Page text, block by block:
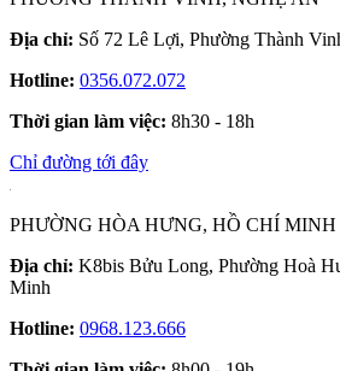
Địa chỉ: Số 72 Lê Lợi, Phường Thành
Hotline: 0356.072.072
Thời gian làm việc: 8h30 - 18h
Chỉ đường tới đây
PHƯỜNG HÒA HƯNG, HỒ CHÍ MINH
Địa chỉ: K8bis Bửu Long, Phường Hoà
Minh
Hotline: 0968.123.666